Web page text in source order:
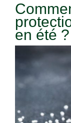
en été ?